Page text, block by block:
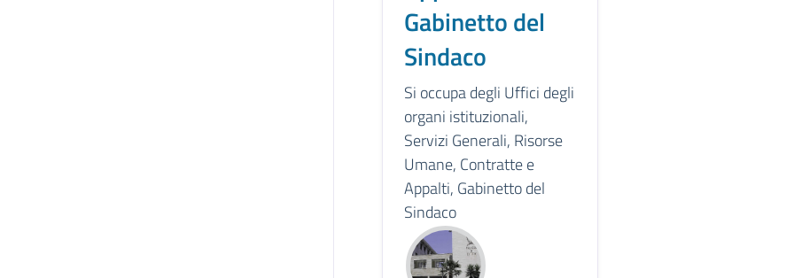
Gabinetto del
Sindaco
Si occupa degli Uffici degli
organi istituzionali,
Servizi Generali, Risorse
Umane, Contratte e
Appalti, Gabinetto del
Sindaco